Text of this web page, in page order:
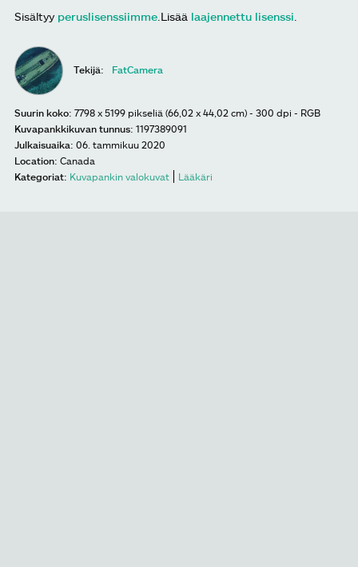
Sisältyy peruslisenssiimme Lisää laajennettu lisenssi
Tekijä: FatCamera
Suurin koko: 7798 x 5199 pikseliä (66,02 x 44,02 cm) - 300 dpi - RGB
Kuvapankkikuvan tunnus: 1197389091
Julkaisuaika: 06. tammikuu 2020
Location: Canada
Kategoriat: Kuvapankin valokuvat Lääkäri